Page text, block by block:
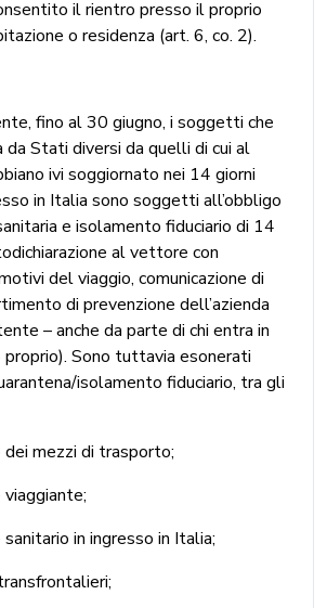
il rientro presso il proprio
o residenza (art. 6, co. 2).
fino al 30 giugno, i soggetti che
da Stati diversi da quelli di cui al
ivi soggiornato nei 14 giorni
in Italia sono soggetti all’obbligo
e isolamento fiduciario di 14
al vettore con
del viaggio, comunicazione di
di prevenzione dell’azienda
– anche da parte di chi entra in
proprio). Sono tuttavia esonerati
isolamento fiduciario, tra gli
dei mezzi di trasporto;
in ingresso in Italia;